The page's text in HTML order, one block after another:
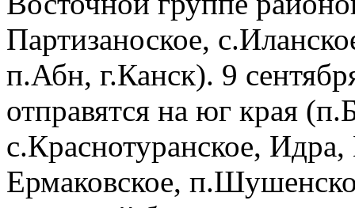
Партизаноское,
п.Абн, г.Канск). 9
отправятся на юг края
с.Краснотуранское,
Ермаковское,